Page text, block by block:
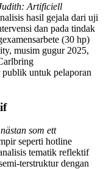
Artificiell
hasil gejala dari uji
dan pada tindak
(30 hp)
musim gugur 2025,
untuk pelaporan
som ett
seperti hotline
tematik reflektif
terstruktur dengan